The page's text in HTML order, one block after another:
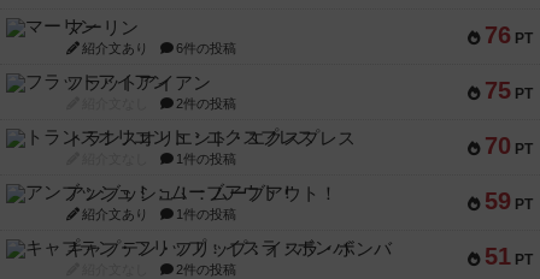
76 PT
マーリン
紹介文あり 6件の投稿
75 PT
フラットアイアン
2件の投稿
70 PT
トランスオリエント・エクスプレス
1件の投稿
59 PT
アンブッシュ！：ムーブアウト！
紹介文あり 1件の投稿
51 PT
キャプテン・フリップ：イスラ・ボンバ
2件の投稿